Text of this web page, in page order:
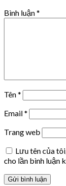
Bình luận*
Tên*
Email*
Trang web
Lưu tên của
cho lần bình luận